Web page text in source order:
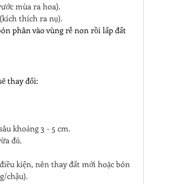
mùa ra hoa).
thích ra nụ).
phân vào vùng rễ non rồi lấp đất
thay đổi:
khoảng 3 - 5 cm.
đủ.
kiện, nên thay đất mới hoặc bón
chậu).